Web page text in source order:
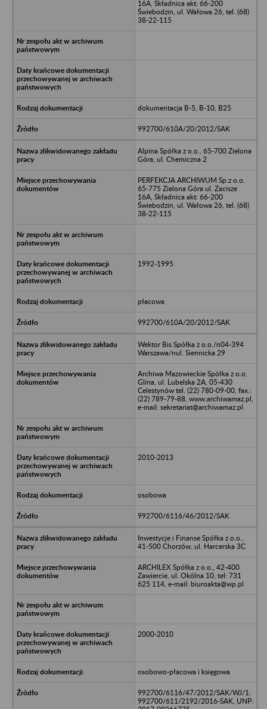
16A, Składnica akt: 66-200
Świebodzin, ul. Wałowa 26, tel. (68)
38-22-115
dokumentacja B-5, B-10, B25
992700/610A/20/2012/SAK
Alpina Spółka z o.o., 65-700 Zielona
Góra, ul. Chemiczna 2
PERFEKCJA ARCHIWUM Sp.z o.o.
65-775 Zielona Góra ul. Zacisze
16A, Składnica akt: 66-200
Świebodzin, ul. Wałowa 26, tel. (68)
38-22-115
1992-1995
płacowa
992700/610A/20/2012/SAK
Wektor Bis Spółka z o.o./n04-394
Warszawa/nul. Siennicka 29
Archiwa Mazowieckie Spółka z o.o.
Glina, ul. Lubelska 2A, 05-430
Celestynów tel. (22) 780-09-00, fax.:
(22) 789-79-88, www.archiwamaz.pl,
e-mail: sekretariat@archiwamaz.pl
2010-2013
osobowa
992700/6116/46/2012/SAK
Inwestycje i Finanse Spółka z o.o.,
41-500 Chorzów, ul. Harcerska 3C
ARCHILEX Spółka z o.o., 42-400
Zawiercie, ul. Okólna 10, tel: 731
625 114, e-mail: biuroakta@wp.pl
2000-2010
osobowo-płacowa i księgowa
992700/6116/47/2012/SAK/WJ/1;
992700/611/2192/2016-SAK, UNP: